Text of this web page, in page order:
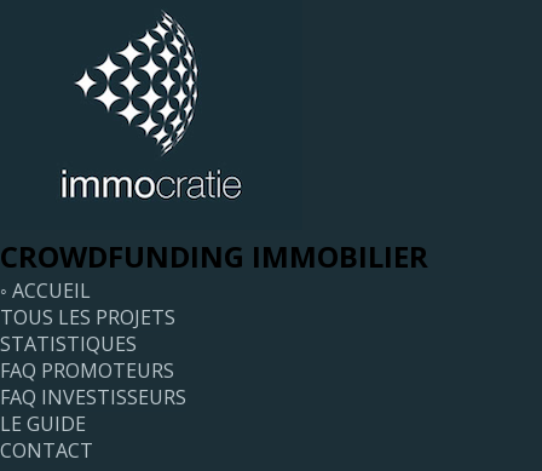
CROWDFUNDING IMMOBILIER
◦ ACCUEIL
TOUS LES PROJETS
STATISTIQUES
FAQ PROMOTEURS
FAQ INVESTISSEURS
LE GUIDE
CONTACT